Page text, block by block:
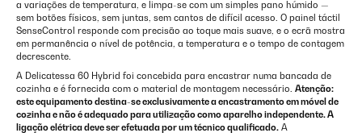
a variações de temperatura, e limpa-se com um simples pano húmido —
sem botões físicos, sem juntas, sem cantos de difícil acesso. O painel táctil
SenseControl responde com precisão ao toque mais suave, e o ecrã mostra
em permanência o nível de potência, a temperatura e o tempo de contagem
decrescente.
A Delicatessa 60 Hybrid foi concebida para encastrar numa bancada de
cozinha e é fornecida com o material de montagem necessário. Atenção:
este equipamento destina-se exclusivamente a encastramento em móvel de
cozinha e não é adequado para utilização como aparelho independente. A
ligação elétrica deve ser efetuada por um técnico qualificado. A